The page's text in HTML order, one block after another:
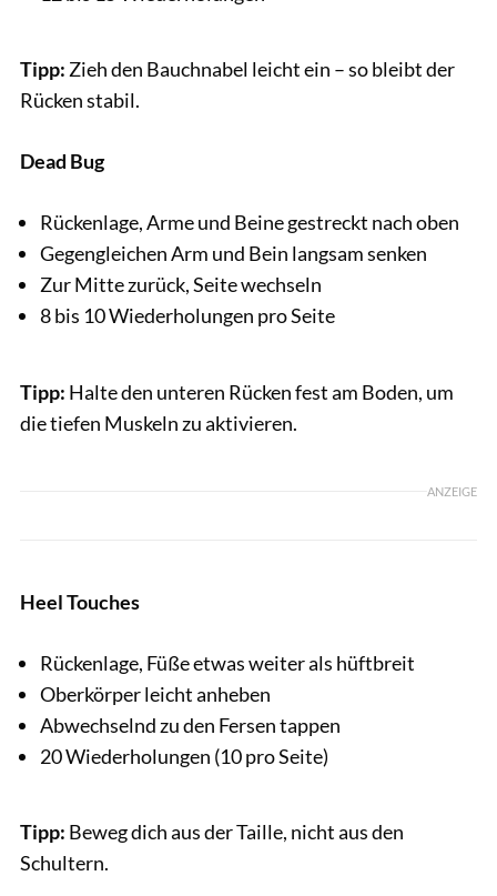
Tipp: Zieh den Bauchnabel leicht ein – so bleibt der
Rücken stabil.
Dead Bug
Rückenlage, Arme und Beine gestreckt nach oben
Gegengleichen Arm und Bein langsam senken
Zur Mitte zurück, Seite wechseln
8 bis 10 Wiederholungen pro Seite
Tipp: Halte den unteren Rücken fest am Boden, um
die tiefen Muskeln zu aktivieren.
ANZEIGE
Heel Touches
Rückenlage, Füße etwas weiter als hüftbreit
Oberkörper leicht anheben
Abwechselnd zu den Fersen tappen
20 Wiederholungen (10 pro Seite)
Tipp: Beweg dich aus der Taille, nicht aus den
Schultern.